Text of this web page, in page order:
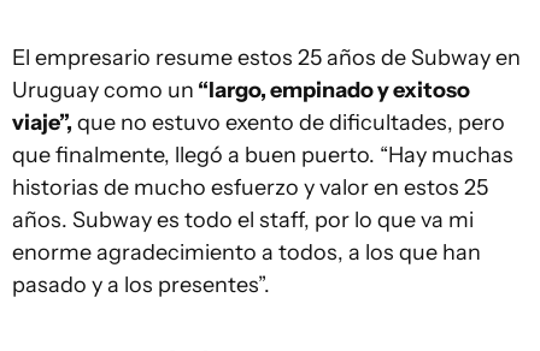
El empresario resume estos 25 años de Subway en
Uruguay como un “largo, empinado y exitoso
viaje”, que no estuvo exento de dificultades, pero
que finalmente, llegó a buen puerto. “Hay muchas
historias de mucho esfuerzo y valor en estos 25
años. Subway es todo el staff, por lo que va mi
enorme agradecimiento a todos, a los que han
pasado y a los presentes”.